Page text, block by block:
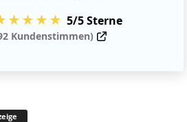
5/5 Sterne
Kundenstimmen)